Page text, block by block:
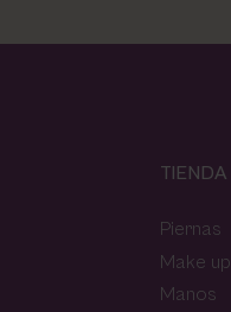
TIENDA
Piernas
Make up
Manos